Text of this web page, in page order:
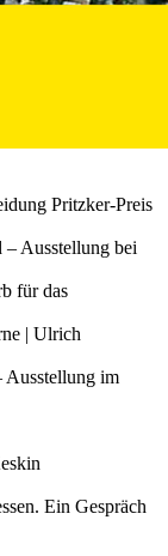
Pritzker-Preis
– Ausstellung bei
für das
| Ulrich
Ausstellung im
Ein Gespräch